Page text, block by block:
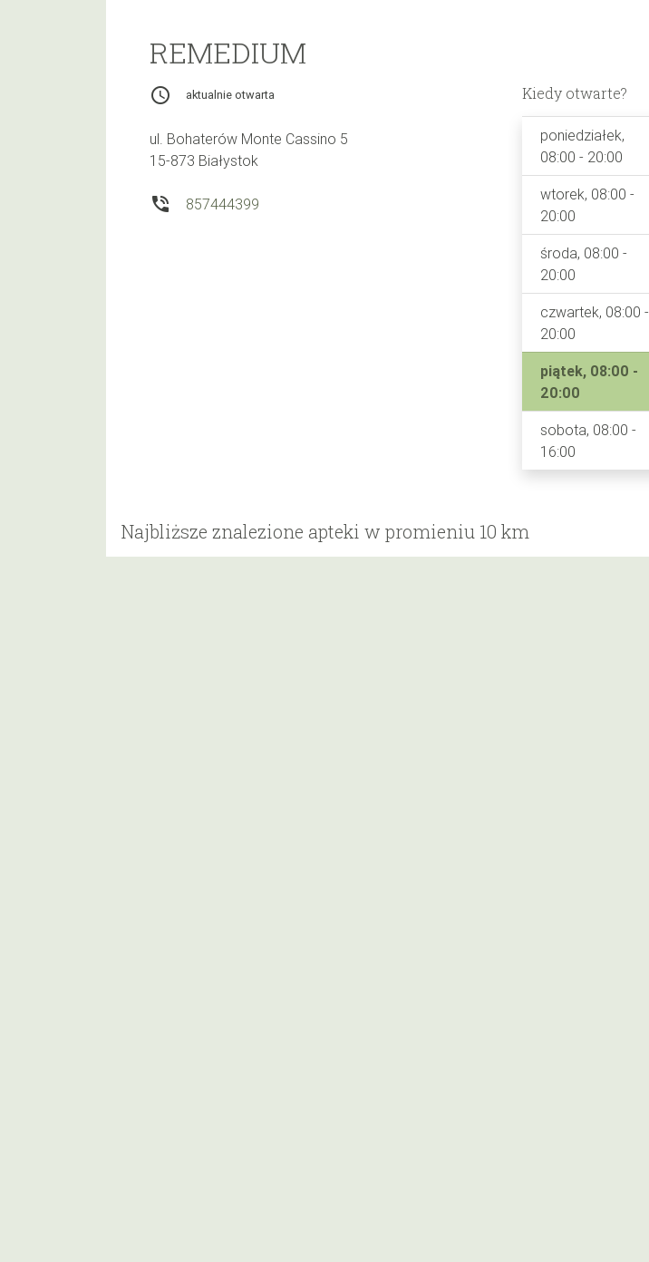
REMEDIUM
access_time aktualnie otwarta
ul. Bohaterów Monte Cassino 5
15-873 Białystok
phone_in_talk 857444399
Kiedy otwarte?
poniedziałek,
08:00 - 20:00
wtorek, 08:00 -
20:00
środa, 08:00 -
20:00
czwartek, 08:00 -
20:00
piątek, 08:00 -
20:00
sobota, 08:00 -
16:00
Najbliższe znalezione apteki w promieniu 10 km